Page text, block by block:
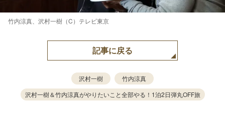
竹内涼真、沢村一樹（C）テレビ東京
記事に戻る
沢村一樹
竹内涼真
沢村一樹＆竹内涼真がやりたいこと全部やる！1泊2日弾丸OFF旅